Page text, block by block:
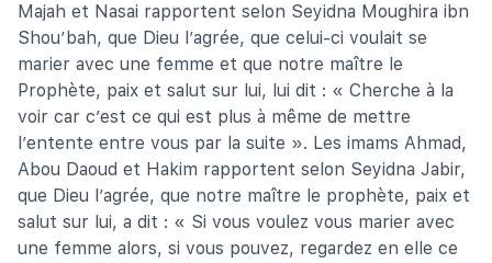
Majah et Nasai rapportent selon Seyidna Moughira ibn
Shou’bah, que Dieu l’agrée, que celui-ci voulait se
marier avec une femme et que notre maître le
Prophète, paix et salut sur lui, lui dit : « Cherche à la
voir car c’est ce qui est plus à même de mettre
l’entente entre vous par la suite ». Les imams Ahmad,
Abou Daoud et Hakim rapportent selon Seyidna Jabir,
que Dieu l’agrée, que notre maître le prophète, paix et
salut sur lui, a dit : « Si vous voulez vous marier avec
une femme alors, si vous pouvez, regardez en elle ce